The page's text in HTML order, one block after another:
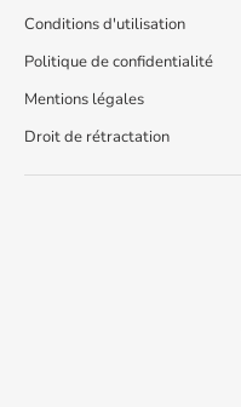
Conditions d'utilisation
Politique de confidentialité
Mentions légales
Droit de rétractation